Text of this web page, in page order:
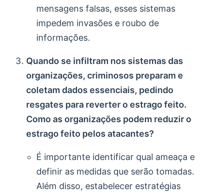
mensagens falsas, esses sistemas
impedem invasões e roubo de
informações.
Quando se infiltram nos sistemas das
organizações, criminosos preparam e
coletam dados essenciais, pedindo
resgates para reverter o estrago feito.
Como as organizações podem reduzir o
estrago feito pelos atacantes?
É importante identificar qual ameaça e
definir as medidas que serão tomadas.
Além disso, estabelecer estratégias